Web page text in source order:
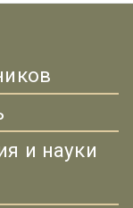
и науки